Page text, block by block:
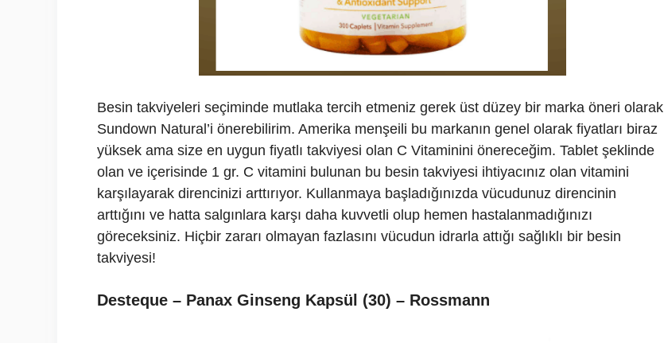
Besin takviyeleri seçiminde mutlaka tercih etmeniz gerek üst düzey bir marka öneri olarak
Sundown Natural’i önerebilirim. Amerika menşeili bu markanın genel olarak fiyatları biraz
yüksek ama size en uygun fiyatlı takviyesi olan C Vitaminini önereceğim. Tablet şeklinde
olan ve içerisinde 1 gr. C vitamini bulunan bu besin takviyesi ihtiyacınız olan vitamini
karşılayarak direncinizi arttırıyor. Kullanmaya başladığınızda vücudunuz direncinin
arttığını ve hatta salgınlara karşı daha kuvvetli olup hemen hastalanmadığınızı
göreceksiniz. Hiçbir zararı olmayan fazlasını vücudun idrarla attığı sağlıklı bir besin
takviyesi!
Desteque – Panax Ginseng Kapsül (30) – Rossmann